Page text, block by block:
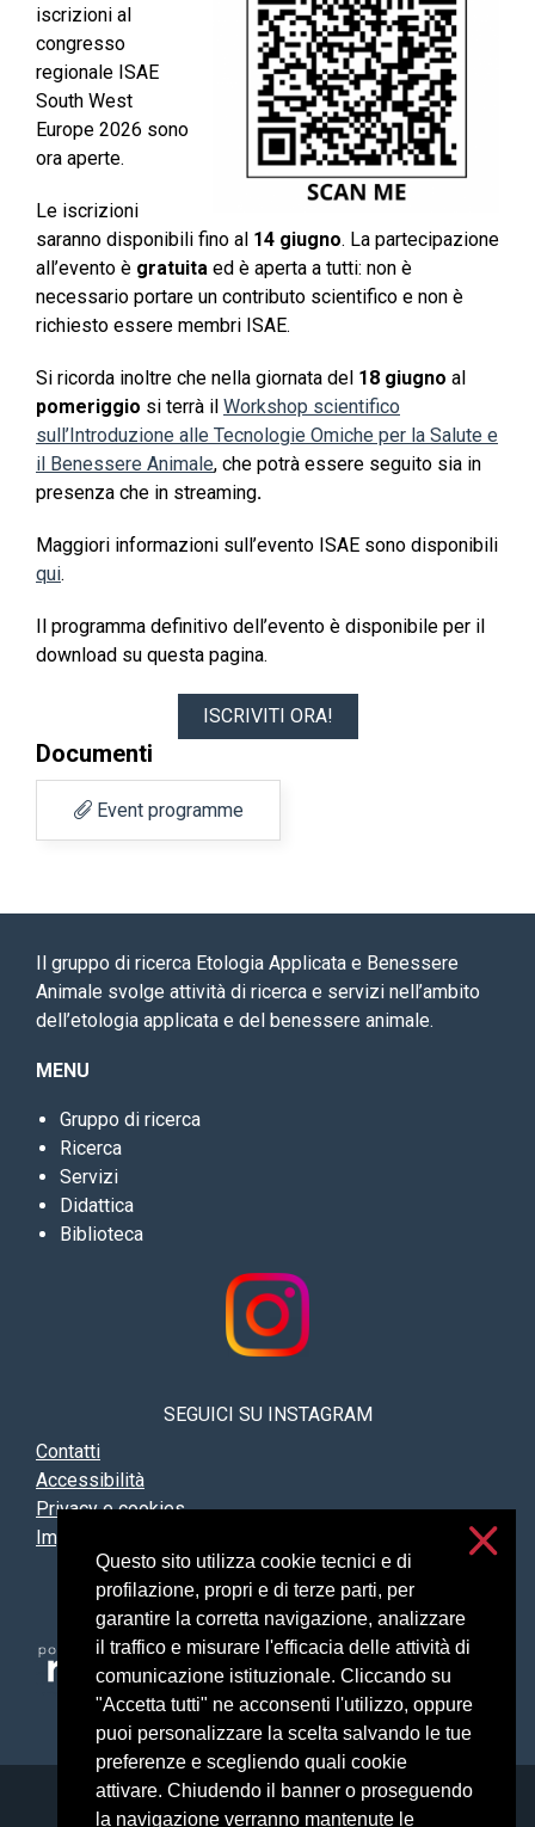
Questo sito utilizza cookie tecnici e di
profilazione, propri e di terze parti, per
garantire la corretta navigazione, analizzare
il traffico e misurare l'efficacia delle attività di
comunicazione istituzionale. Cliccando su
"Accetta tutti" ne acconsenti l'utilizzo, oppure
puoi personalizzare la scelta salvando le tue
preferenze e scegliendo quali cookie
attivare. Chiudendo il banner o proseguendo
la navigazione verranno mantenute le
iscrizioni al
congresso
regionale ISAE
South West
Europe 2026 sono
ora aperte.
Le iscrizioni
saranno disponibili fino al 14 giugno. La partecipazione
all’evento è gratuita ed è aperta a tutti: non è
necessario portare un contributo scientifico e non è
richiesto essere membri ISAE.
Si ricorda inoltre che nella giornata del 18 giugno al
pomeriggio si terrà il Workshop scientifico
sull’Introduzione alle Tecnologie Omiche per la Salute e
il Benessere Animale, che potrà essere seguito sia in
presenza che in streaming.
Maggiori informazioni sull’evento ISAE sono disponibili
qui.
Il programma definitivo dell’evento è disponibile per il
download su questa pagina.
ISCRIVITI ORA!
Documenti
Event programme
Il gruppo di ricerca Etologia Applicata e Benessere
Animale svolge attività di ricerca e servizi nell’ambito
dell’etologia applicata e del benessere animale.
MENU
Gruppo di ricerca
Ricerca
Servizi
Didattica
Biblioteca
SEGUICI SU INSTAGRAM
Contatti
Accessibilità
Privacy e cookies
Impostazioni cookie
Università degli Studi di Milano